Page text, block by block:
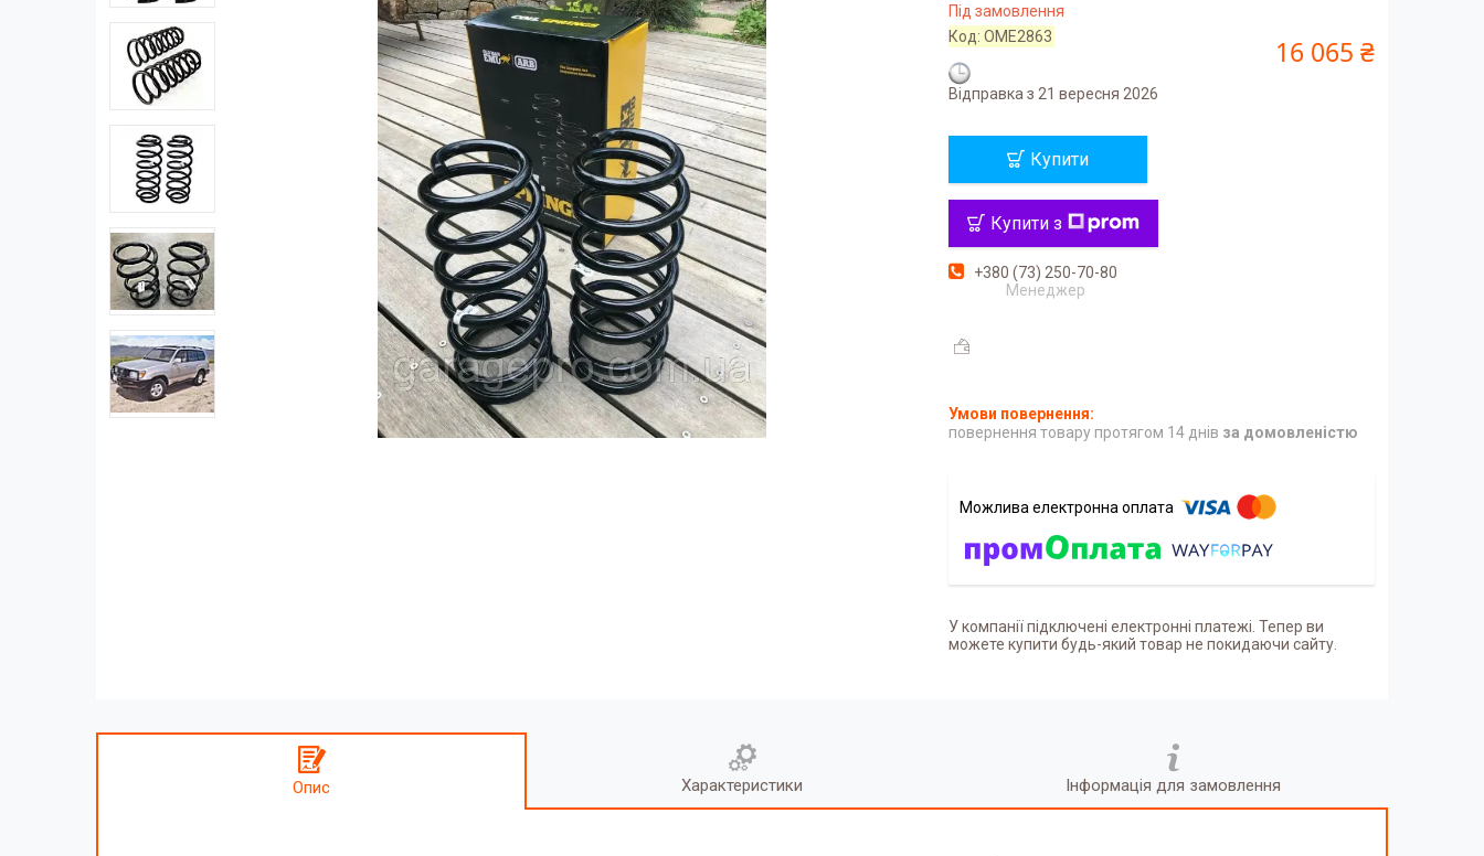
Під замовлення
Код:OME2863
Відправка з 21 вересня 2026
16 065 ₴
Купити
Купити з
+380 (73) 250-70-80
Менеджер
повернення товару протягом 14 днів за домовленістю
У компанії підключені електронні платежі. Тепер ви
можете купити будь-який товар не покидаючи сайту.
Опис Характеристики Інформація для замовлення